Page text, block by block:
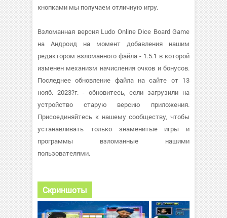
кнопками мы получаем отличную игру.
Взломанная версия Ludo Online Dice Board Game
на Андроид на момент добавления нашим
редактором взломанного файла - 1.5.1 в которой
изменен механизм начисления очков и бонусов.
Последнее обновление файла на сайте от 13
нояб. 2023?г. - обновитесь, если загрузили на
устройство старую версию приложения.
Присоединяйтесь к нашему сообществу, чтобы
устанавливать только знаменитые игры и
программы взломанные нашими
пользователями.
Скриншоты